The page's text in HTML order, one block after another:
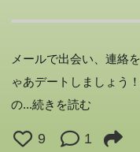
メールで出会い、連絡
ゃあデートしましょう
の...続きを読む
9 1